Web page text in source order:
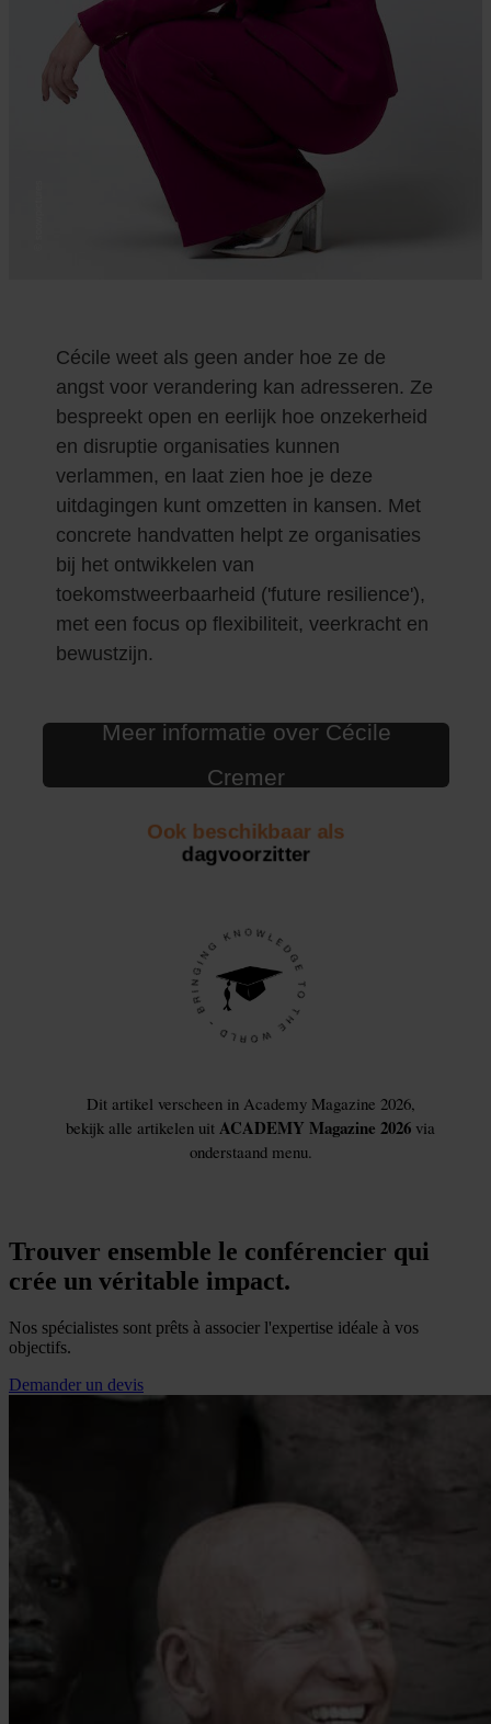
Trouver ensemble le conférencier qui
crée un véritable impact.
Nos spécialistes sont prêts à associer l'expertise idéale à vos
objectifs.
Demander un devis